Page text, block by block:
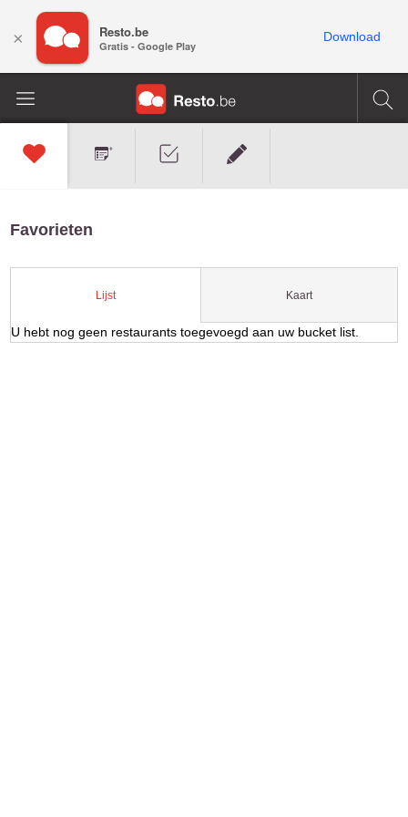
Favorieten
Lijst Kaart
U hebt nog geen restaurants toegevoegd aan uw bucket list.
× Resto.be
Gratis - Google Play
Download